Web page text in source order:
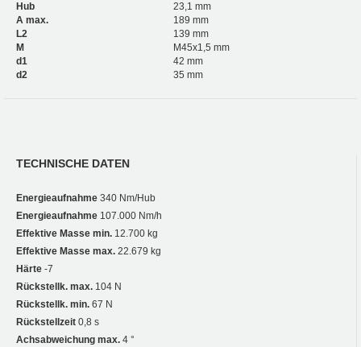
Hub
23,1 mm
A max.
189 mm
L2
139 mm
M
M45x1,5 mm
d1
42 mm
d2
35 mm
TECHNISCHE DATEN
Energieaufnahme 340 Nm/Hub
Energieaufnahme 107.000 Nm/h
Effektive Masse min. 12.700 kg
Effektive Masse max. 22.679 kg
Härte -7
Rückstellk. max. 104 N
Rückstellk. min. 67 N
Rückstellzeit 0,8 s
Achsabweichung max. 4 °